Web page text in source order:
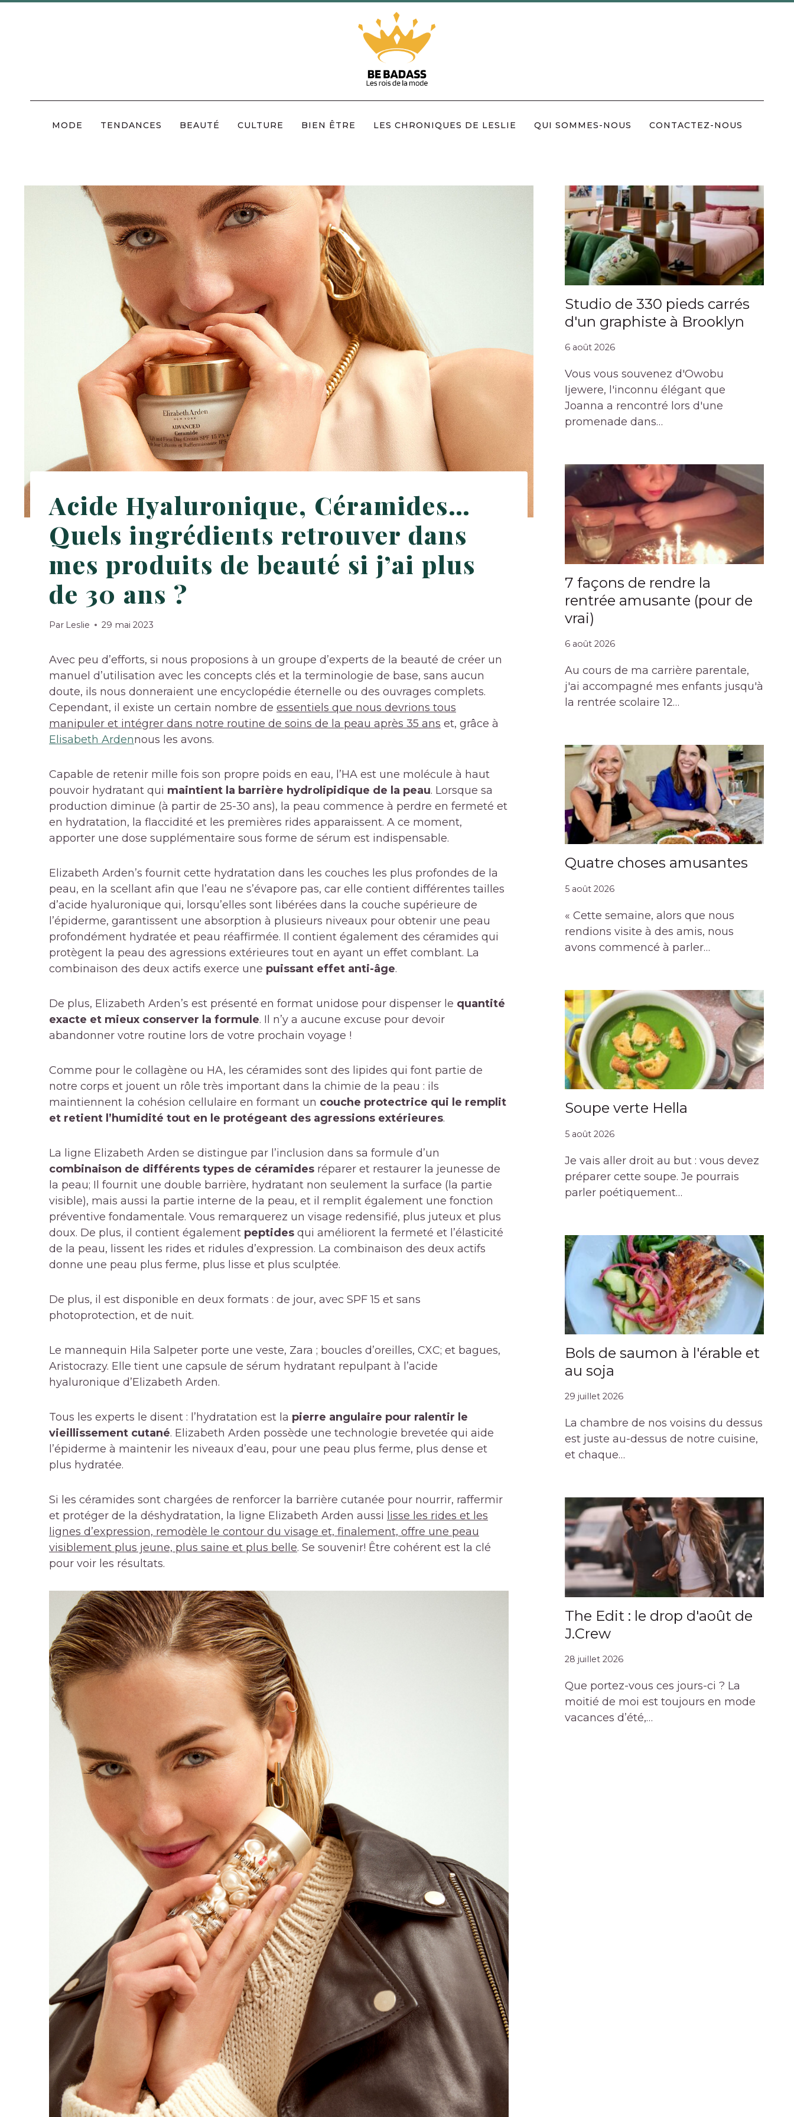
MODE TENDANCES BEAUTÉ CULTURE BIEN ÊTRE LES CHRONIQUES DE LESLIE QUI SOMMES-NOUS CONTACTEZ-NOUS
Acide Hyaluronique, Céramides…
Quels ingrédients retrouver dans
mes produits de beauté si j’ai plus
de 30 ans ?
Par Leslie 29 mai 2023
Avec peu d’efforts, si nous proposions à un groupe d’experts de la beauté de créer un
manuel d’utilisation avec les concepts clés et la terminologie de base, sans aucun
doute, ils nous donneraient une encyclopédie éternelle ou des ouvrages complets.
Cependant, il existe un certain nombre de essentiels que nous devrions tous
manipuler et intégrer dans notre routine de soins de la peau après 35 ans et, grâce à
Elisabeth Ardennous les avons.
Capable de retenir mille fois son propre poids en eau, l’HA est une molécule à haut
pouvoir hydratant qui maintient la barrière hydrolipidique de la peau. Lorsque sa
production diminue (à partir de 25-30 ans), la peau commence à perdre en fermeté et
en hydratation, la flaccidité et les premières rides apparaissent. A ce moment,
apporter une dose supplémentaire sous forme de sérum est indispensable.
Elizabeth Arden’s fournit cette hydratation dans les couches les plus profondes de la
peau, en la scellant afin que l’eau ne s’évapore pas, car elle contient différentes tailles
d’acide hyaluronique qui, lorsqu’elles sont libérées dans la couche supérieure de
l’épiderme, garantissent une absorption à plusieurs niveaux pour obtenir une peau
profondément hydratée et peau réaffirmée. Il contient également des céramides qui
protègent la peau des agressions extérieures tout en ayant un effet comblant. La
combinaison des deux actifs exerce une puissant effet anti-âge.
De plus, Elizabeth Arden’s est présenté en format unidose pour dispenser le quantité
exacte et mieux conserver la formule. Il n’y a aucune excuse pour devoir
abandonner votre routine lors de votre prochain voyage !
Comme pour le collagène ou HA, les céramides sont des lipides qui font partie de
notre corps et jouent un rôle très important dans la chimie de la peau : ils
maintiennent la cohésion cellulaire en formant un couche protectrice qui le remplit
et retient l’humidité tout en le protégeant des agressions extérieures.
La ligne Elizabeth Arden se distingue par l’inclusion dans sa formule d’un
combinaison de différents types de céramides réparer et restaurer la jeunesse de
la peau; Il fournit une double barrière, hydratant non seulement la surface (la partie
visible), mais aussi la partie interne de la peau, et il remplit également une fonction
préventive fondamentale. Vous remarquerez un visage redensifié, plus juteux et plus
doux. De plus, il contient également peptides qui améliorent la fermeté et l’élasticité
de la peau, lissent les rides et ridules d’expression. La combinaison des deux actifs
donne une peau plus ferme, plus lisse et plus sculptée.
De plus, il est disponible en deux formats : de jour, avec SPF 15 et sans
photoprotection, et de nuit.
Le mannequin Hila Salpeter porte une veste, Zara ; boucles d’oreilles, CXC; et bagues,
Aristocrazy. Elle tient une capsule de sérum hydratant repulpant à l’acide
hyaluronique d’Elizabeth Arden.
Tous les experts le disent : l’hydratation est la pierre angulaire pour ralentir le
vieillissement cutané. Elizabeth Arden possède une technologie brevetée qui aide
l’épiderme à maintenir les niveaux d’eau, pour une peau plus ferme, plus dense et
plus hydratée.
Si les céramides sont chargées de renforcer la barrière cutanée pour nourrir, raffermir
et protéger de la déshydratation, la ligne Elizabeth Arden aussi lisse les rides et les
lignes d’expression, remodèle le contour du visage et, finalement, offre une peau
visiblement plus jeune, plus saine et plus belle. Se souvenir! Être cohérent est la clé
pour voir les résultats.
Studio de 330 pieds carrés
d'un graphiste à Brooklyn
6 août 2026
Vous vous souvenez d'Owobu
Ijewere, l'inconnu élégant que
Joanna a rencontré lors d'une
promenade dans…
7 façons de rendre la
rentrée amusante (pour de
vrai)
6 août 2026
Au cours de ma carrière parentale,
j'ai accompagné mes enfants jusqu'à
la rentrée scolaire 12…
Quatre choses amusantes
5 août 2026
« Cette semaine, alors que nous
rendions visite à des amis, nous
avons commencé à parler…
Soupe verte Hella
5 août 2026
Je vais aller droit au but : vous devez
préparer cette soupe. Je pourrais
parler poétiquement…
Bols de saumon à l'érable et
au soja
29 juillet 2026
La chambre de nos voisins du dessus
est juste au-dessus de notre cuisine,
et chaque…
The Edit : le drop d'août de
J.Crew
28 juillet 2026
Que portez-vous ces jours-ci ? La
moitié de moi est toujours en mode
vacances d’été,…